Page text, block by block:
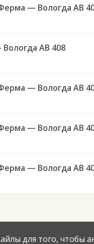
— Вологда АВ
АВ 408
— Вологда АВ
— Вологда АВ
— Вологда АВ
для того, чтобы